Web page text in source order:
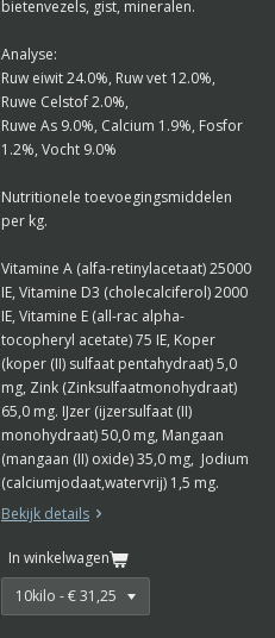
bietenvezels, gist, mineralen.
Analyse:
Ruw eiwit 24.0%, Ruw vet 12.0%,
Ruwe Celstof 2.0%,
Ruwe As 9.0%, Calcium 1.9%, Fosfor
1.2%, Vocht 9.0%
Nutritionele toevoegingsmiddelen
per kg.
Vitamine A (alfa-retinylacetaat) 25000
IE, Vitamine D3 (cholecalciferol) 2000
IE, Vitamine E (all-rac alpha-
tocopheryl acetate) 75 IE, Koper
(koper (II) sulfaat pentahydraat) 5,0
mg, Zink (Zinksulfaatmonohydraat)
65,0 mg. IJzer (ijzersulfaat (II)
monohydraat) 50,0 mg, Mangaan
(mangaan (II) oxide) 35,0 mg, Jodium
(calciumjodaat,watervrij) 1,5 mg.
Bekijk details
In winkelwagen